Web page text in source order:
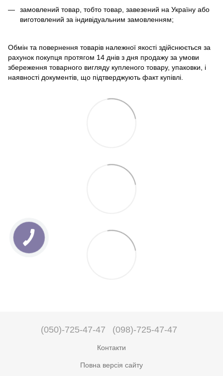
замовлений товар, тобто товар, завезений на Україну або
виготовлений за індивідуальним замовленням;
Обмін та повернення товарів належної якості здійснюється за
рахунок покупця протягом 14 днів з дня продажу за умови
збереження товарного вигляду купленого товару, упаковки, і
наявності документів, що підтверджують факт купівлі.
(050)-725-47-47 (098)-725-47-47
Контакти
Повна версія сайту